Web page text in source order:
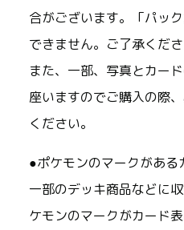
合がございます。「パッ
できません。ご了承くださ
また、一部、写真とカー
座いますのでご購入の際
ください。
●ポケモンのマークがある
一部のデッキ商品などに
ケモンのマークがカード